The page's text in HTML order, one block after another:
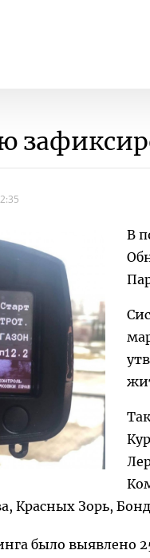
В
Красных Зорь,
было выявлено